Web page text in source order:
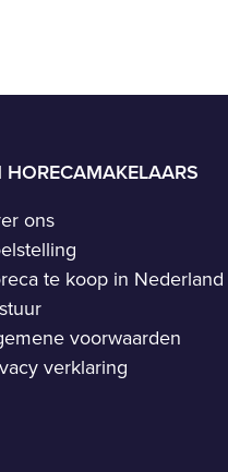
ons
te koop in Nederland
voorwaarden
verklaring